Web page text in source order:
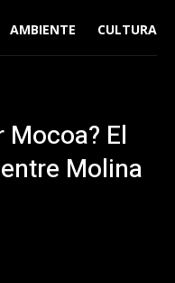
AMBIENTE CULTURA
El
Molina